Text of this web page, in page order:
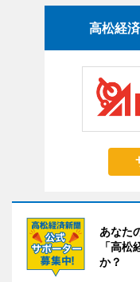
高松経
あなた
「高
か？